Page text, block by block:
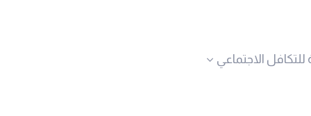
للتكافل الاجتماعي